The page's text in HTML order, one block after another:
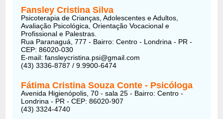
Fansley Cristina Silva
Psicoterapia de Crianças, Adolescentes e Adultos,
Avaliação Psicológica, Orientação Vocacional e
Profissional e Palestras.
Rua Paranaguá, 777 - Bairro: Centro - Londrina - PR -
CEP: 86020-030
E-mail: fansleycristina.psi@gmail.com
(43) 3336-8787 / 9.9900-6474
Fátima Cristina Souza Conte - Psicóloga
Avenida Higienópolis, 70 - sala 25 - Bairro: Centro -
Londrina - PR - CEP: 86020-907
(43) 3324-4740